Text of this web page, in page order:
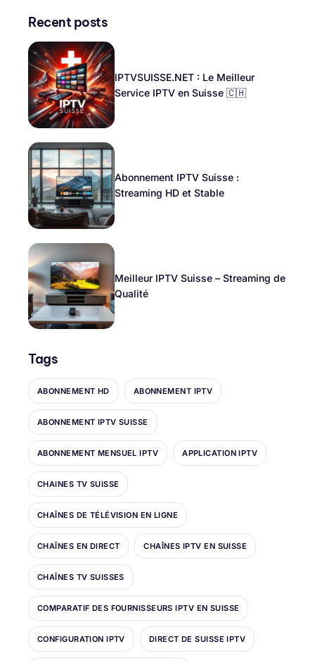
Recent posts
IPTVSUISSE.NET : Le Meilleur
Service IPTV en Suisse 🇨🇭
Abonnement IPTV Suisse :
Streaming HD et Stable
Meilleur IPTV Suisse – Streaming de
Qualité
Tags
ABONNEMENT HD ABONNEMENT IPTV
ABONNEMENT IPTV SUISSE
ABONNEMENT MENSUEL IPTV APPLICATION IPTV
CHAINES TV SUISSE
CHAÎNES DE TÉLÉVISION EN LIGNE
CHAÎNES EN DIRECT CHAÎNES IPTV EN SUISSE
CHAÎNES TV SUISSES
COMPARATIF DES FOURNISSEURS IPTV EN SUISSE
CONFIGURATION IPTV DIRECT DE SUISSE IPTV